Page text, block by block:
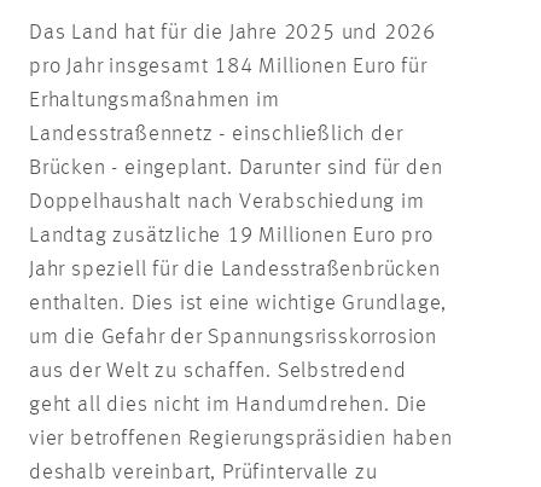
Das Land hat für die Jahre 2025 und 2026
pro Jahr insgesamt 184 Millionen Euro für
Erhaltungsmaßnahmen im
Landesstraßennetz - einschließlich der
Brücken - eingeplant. Darunter sind für den
Doppelhaushalt nach Verabschiedung im
Landtag zusätzliche 19 Millionen Euro pro
Jahr speziell für die Landesstraßenbrücken
enthalten. Dies ist eine wichtige Grundlage,
um die Gefahr der Spannungsrisskorrosion
aus der Welt zu schaffen. Selbstredend
geht all dies nicht im Handumdrehen. Die
vier betroffenen Regierungspräsidien haben
deshalb vereinbart, Prüfintervalle zu